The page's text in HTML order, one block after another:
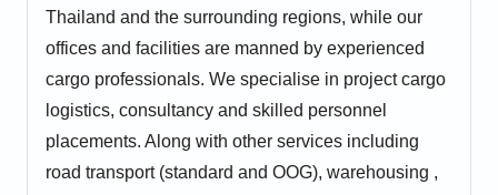
Thailand and the surrounding regions, while our
offices and facilities are manned by experienced
cargo professionals. We specialise in project cargo
logistics, consultancy and skilled personnel
placements. Along with other services including
road transport (standard and OOG), warehousing ,